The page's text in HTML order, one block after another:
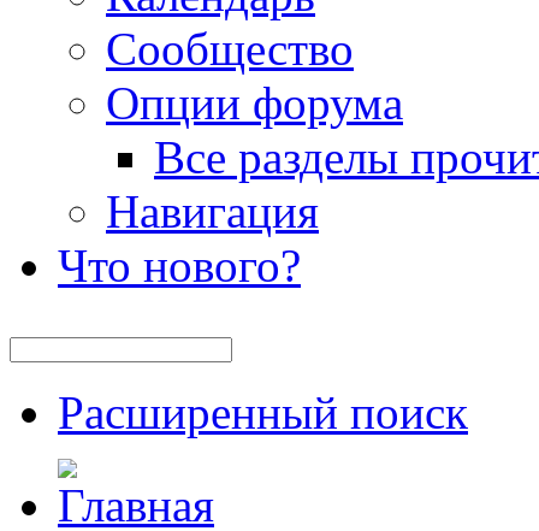
Сообщество
Опции форума
Все разделы
Навигация
Что нового?
Расширенный поиск